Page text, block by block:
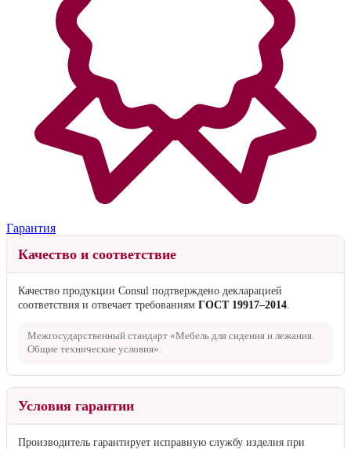
Гарантия
Качество и соответствие
Качество продукции Consul подтверждено декларацией
соответствия и отвечает требованиям ГОСТ 19917–2014
Межгосударственный стандарт «Мебель для сидения и лежания.
Общие технические условия».
Условия гарантии
Производитель гарантирует исправную службу изделия при